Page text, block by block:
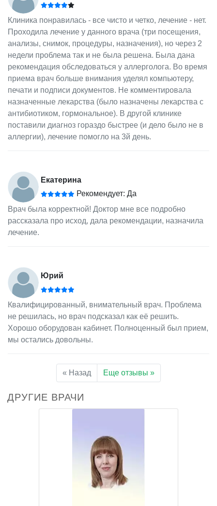
Клиника понравилась - все чисто и четко, лечение - нет.
Проходила лечение у данного врача (три посещения,
анализы, снимок, процедуры, назначения), но через 2
недели проблема так и не была решена. Была дана
рекомендация обследоваться у аллерголога. Во время
приема врач больше внимания уделял компьютеру,
печати и подписи документов. Не комментировала
назначенные лекарства (было назначены лекарства с
антибиотиком, гормональное). В другой клинике
поставили диагноз гораздо быстрее (и дело было не в
аллергии), лечение помогло на 3й день.
Екатерина
Рекомендует: Да
Врач была корректной! Доктор мне все подробно
рассказала про исход, дала рекомендации, назначила
лечение.
Юрий
Квалифицированный, внимательный врач. Проблема
не решилась, но врач подсказал как её решить.
Хорошо оборудован кабинет. Полноценный был прием,
мы остались довольны.
« Назад Еще отзывы »
ДРУГИЕ ВРАЧИ